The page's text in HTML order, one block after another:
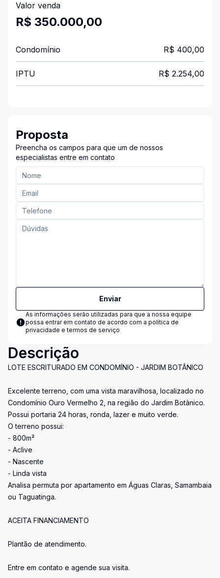
Valor venda
R$ 350.000,00
Condomínio R$ 400,00
IPTU R$ 2.254,00
Proposta
Preencha os campos para que um de nossos
especialistas entre em contato
Enviar
As informações serão utilizadas para que a nossa equipe
possa entrar em contato de acordo com a política de
privacidade e termos de serviço
Descrição
LOTE ESCRITURADO EM CONDOMÍNIO - JARDIM BOTÂNICO
Excelente terreno, com uma vista maravilhosa, localizado no
Condomínio Ouro Vermelho 2, na região do Jardim Botânico.
Possui portaria 24 horas, ronda, lazer e muito verde.
O terreno possui:
- 800m²
- Aclive
- Nascente
- Linda vista
Analisa permuta por apartamento em Águas Claras, Samambaia
ou Taguatinga.
ACEITA FINANCIAMENTO
Plantão de atendimento.
Entre em contato e agende sua visita.